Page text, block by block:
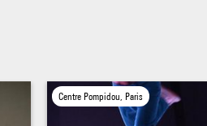
Centre Pompidou, Paris